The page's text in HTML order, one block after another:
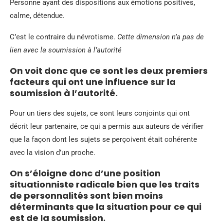
Personne ayant des dispositions aux émotions positives,
calme, détendue.
C’est le contraire du névrotisme. Cette dimension n’a pas de
lien avec la soumission à l’autorité
On voit donc que ce sont les deux premiers
facteurs qui ont une influence sur la
soumission à l’autorité.
Pour un tiers des sujets, ce sont leurs conjoints qui ont
décrit leur partenaire, ce qui a permis aux auteurs de vérifier
que la façon dont les sujets se perçoivent était cohérente
avec la vision d’un proche.
On s’éloigne donc d’une position
situationniste radicale bien que les traits
de personnalités sont bien moins
déterminants que la situation pour ce qui
est de la soumission.